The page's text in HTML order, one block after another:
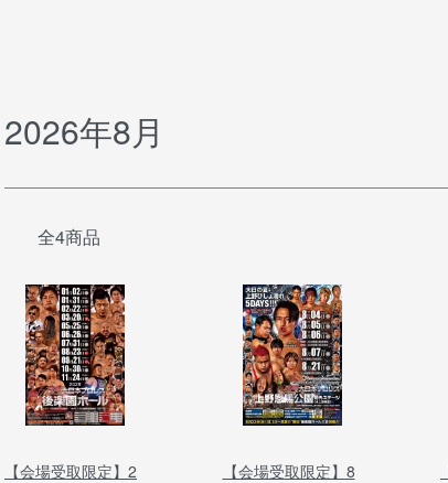
2026年8月
全4商品
【会場受取限定】2
【会場受取限定】8